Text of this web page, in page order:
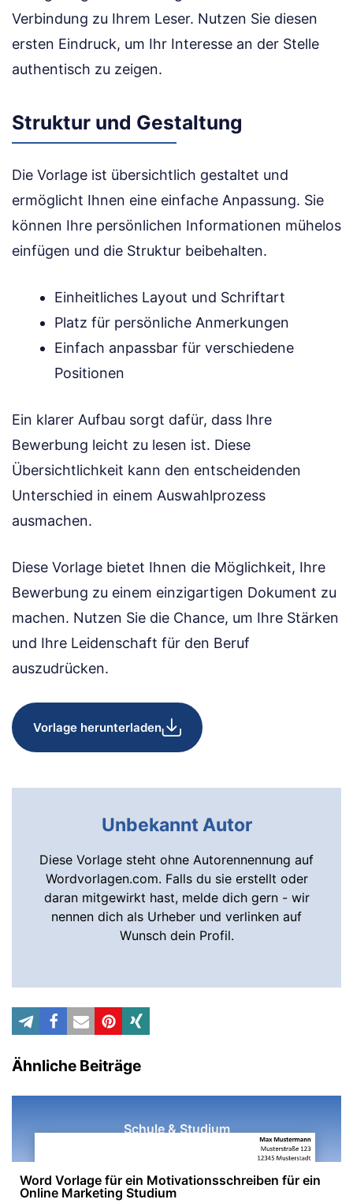
Verbindung zu Ihrem Leser. Nutzen Sie diesen
ersten Eindruck, um Ihr Interesse an der Stelle
authentisch zu zeigen.
Struktur und Gestaltung
Die Vorlage ist übersichtlich gestaltet und
ermöglicht Ihnen eine einfache Anpassung. Sie
können Ihre persönlichen Informationen mühelos
einfügen und die Struktur beibehalten.
Einheitliches Layout und Schriftart
Platz für persönliche Anmerkungen
Einfach anpassbar für verschiedene
Positionen
Ein klarer Aufbau sorgt dafür, dass Ihre
Bewerbung leicht zu lesen ist. Diese
Übersichtlichkeit kann den entscheidenden
Unterschied in einem Auswahlprozess
ausmachen.
Diese Vorlage bietet Ihnen die Möglichkeit, Ihre
Bewerbung zu einem einzigartigen Dokument zu
machen. Nutzen Sie die Chance, um Ihre Stärken
und Ihre Leidenschaft für den Beruf
auszudrücken.
Vorlage herunterladen
Unbekannt Autor
Diese Vorlage steht ohne Autorennennung auf
Wordvorlagen.com. Falls du sie erstellt oder
daran mitgewirkt hast, melde dich gern - wir
nennen dich als Urheber und verlinken auf
Wunsch dein Profil.
Ähnliche Beiträge
Schule & Studium
Word Vorlage für ein Motivationsschreiben für ein
Online Marketing Studium